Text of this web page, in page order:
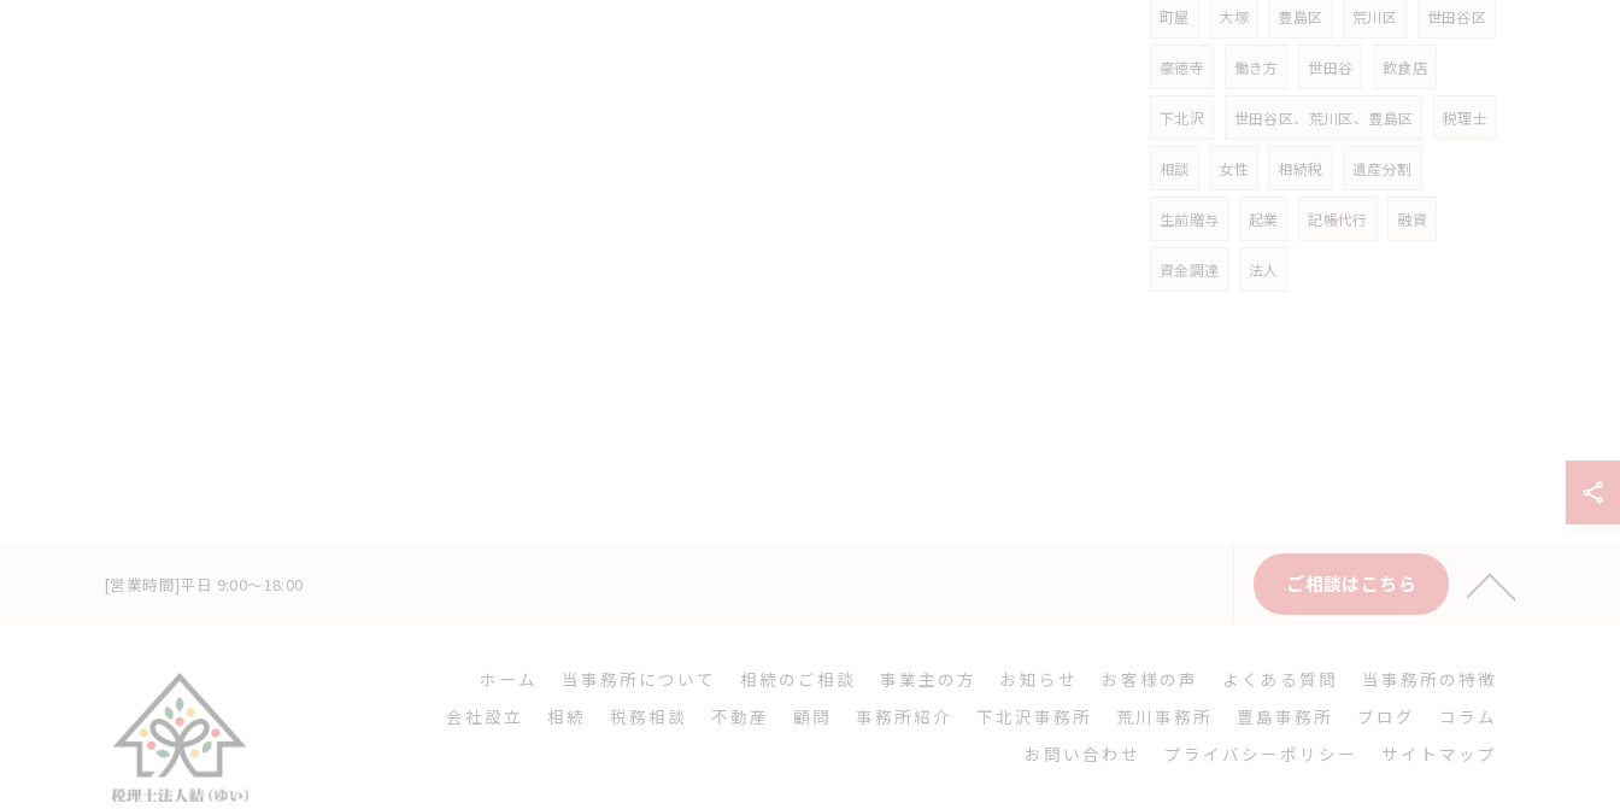
町屋 大塚 豊島区 荒川区 世田谷区
豪徳寺 働き方 世田谷 飲食店
下北沢 世田谷区、荒川区、豊島区 税理士
相談 女性 相続税 遺産分割
生前贈与 起業 記帳代行 融資
資金調達 法人
[営業時間]平日 9:00～18:00 ご相談はこちら
ホーム 当事務所について 相続のご相談 事業主の方 お知らせ お客様の声 よくある質問
当事務所の特徴
会社設立
相続 税務相談 不動産 顧問 事務所紹介 下北沢事務所 荒川事務所 豊島事務所 ブログ
コラム
お問い合わせ
プライバシーポリシー サイトマップ